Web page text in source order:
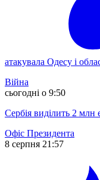
атакувала Одесу і
Війна
сьогодні о 9:50
Сербія виділить 2 млн
Офіс Президента
8 серпня 21:57